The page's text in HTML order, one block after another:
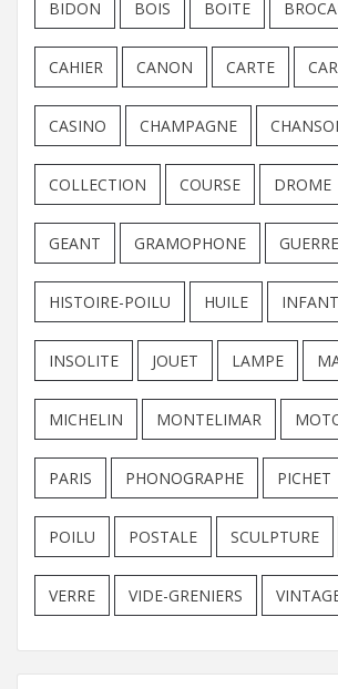
BIDON BOIS BOITE
CAHIER CANON CARTE
CASINO CHAMPAGNE
COLLECTION COURSE DROME
GEANT GRAMOPHONE GUERRE
HISTOIRE-POILU HUILE
INSOLITE JOUET LAMPE
MICHELIN MONTELIMAR
PARIS PHONOGRAPHE PICHET
POILU POSTALE SCULPTURE
VERRE VIDE-GRENIERS